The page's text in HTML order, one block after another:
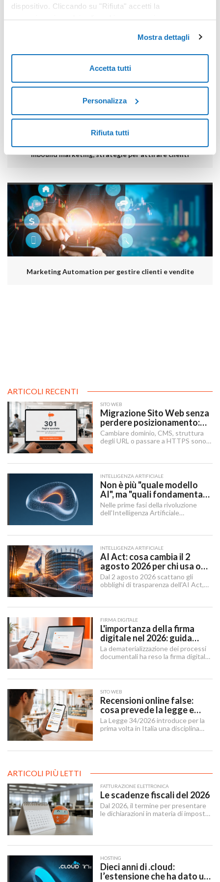
dispositivo. Cliccando su "Rifiuta" accetti la
memorizzazione dei soli cookie necessari.
Mostra dettagli
Accetta tutti
Personalizza
Rifiuta tutti
POTREBBERO INTERESSARTI ANCHE:
Inbound marketing, strategie per attirare clienti
Marketing Automation per gestire clienti e vendite
ARTICOLI RECENTI
SITO WEB
Migrazione Sito Web senza
perdere posizionamento:
Redirect 301, URL e
Checklist SEO
Cambiare dominio, CMS, struttura
degli URL o passare a HTTPS sono i
ricerca.
INTELLIGENZA ARTIFICIALE
Non è più "quale modello
AI", ma "quali fondamenta":
dati, infrastruttura,
governance
Nelle prime fasi della rivoluzione
dell'Intelligenza Artificiale
"Quale modello dobbiamo usare?".
INTELLIGENZA ARTIFICIALE
AI Act: cosa cambia il 2
agosto 2026 per chi usa o
integra l'AI
Dal 2 agosto 2026 scattano gli
obblighi di trasparenza dell'AI Act,
rinviato quelli sui sistemi ad alto
FIRMA DIGITALE
L'importanza della firma
digitale nel 2026: guida
completa per aziende e
professionisti
La dematerializzazione dei processi
documentali ha reso la firma digitale
SITO WEB
Recensioni online false:
cosa prevede la legge e
cosa possono fare le
imprese
La Legge 34/2026 introduce per la
prima volta in Italia una disciplina
ristorazione e del turismo.
ARTICOLI PIÙ LETTI
FATTURAZIONE ELETTRONICA
Le scadenze fiscali del 2026
Dal 2026, il termine per presentare
le dichiarazioni in materia di imposte
le stesse si riferiscono.
HOSTING
Dieci anni di .cloud:
l’estensione che ha dato un